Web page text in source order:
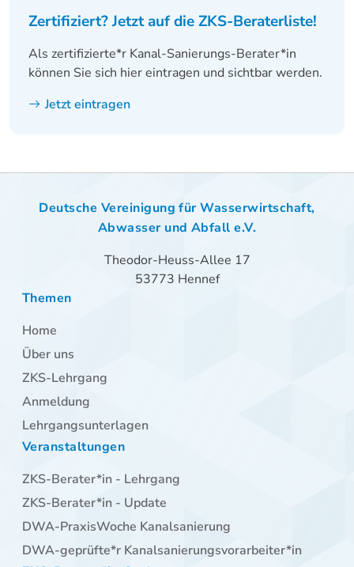
Zertifiziert? Jetzt auf die ZKS-Beraterliste!
Als zertifizierte*r Kanal-Sanierungs-Berater*in
können Sie sich hier eintragen und sichtbar werden.
Jetzt eintragen
Deutsche Vereinigung für Wasserwirtschaft,
Abwasser und Abfall e.V.
Theodor-Heuss-Allee 17
53773 Hennef
Themen
Navigation
überspringen
Home
Über uns
ZKS-Lehrgang
Anmeldung
Lehrgangsunterlagen
Veranstaltungen
Navigation
überspringen
ZKS-Berater*in - Lehrgang
ZKS-Berater*in - Update
DWA-PraxisWoche Kanalsanierung
DWA-geprüfte*r Kanalsanierungsvorarbeiter*in